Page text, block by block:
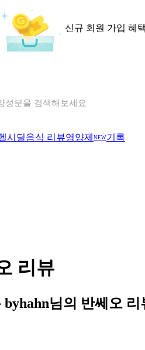
신규 회원 가입 혜
트 음식 검색해보세요
시딜음식 리뷰영양제 NEW기록
리뷰
님의 반쎄오